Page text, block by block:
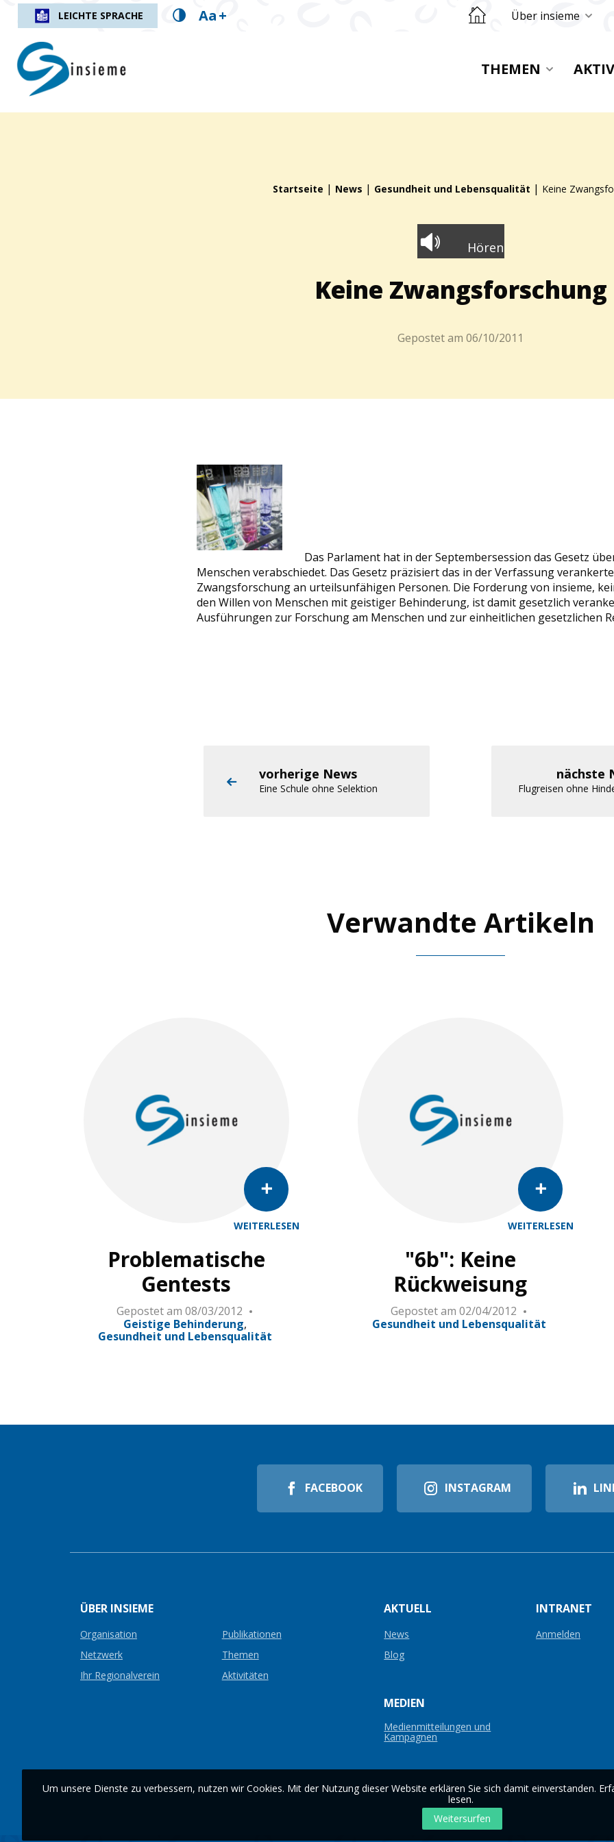
LEICHTE SPRACHE Aa+ Retourner sur la page d'accueil
Über insieme
insieme.ch
THEMEN
Startseite | News | Gesundheit und Lebensqualität | Keine
Hören
Keine Zwangsforschung
Gepostet am 06/10/2011
Das Parlament hat in der Septembersession das Gesetz
Menschen verabschiedet. Das Gesetz präzisiert das in der Verfassung
Zwangsforschung an urteilsunfähigen Personen. Die Forderung von insieme,
den Willen von Menschen mit geistiger Behinderung, ist damit gesetzlich
Ausführungen zur Forschung am Menschen und zur einheitlichen gesetzlichen
vorherige News
Eine Schule ohne Selektion
nächste
Flugreisen ohne
Verwandte Artikeln
WEITERLESEN
Problematische
Gentests
Gepostet am 08/03/2012
Geistige Behinderung
Gesundheit und Lebensqualität
WEITERLESEN
"6b": Keine
Rückweisung
Gepostet am 02/04/2012
Gesundheit und Lebensqualität
FACEBOOK INSTAGRAM
ÜBER INSIEME
Organisation
Publikationen
Netzwerk
Themen
Ihr Regionalverein
Aktivitäten
AKTUELL
News
Blog
MEDIEN
Medienmitteilungen und
Kampagnen
INTRANET
Anmelden
Um unsere Dienste zu verbessern, nutzen wir Cookies. Mit der Nutzung dieser Website erklären Sie sich damit einverstanden.
lesen.
Weitersurfen